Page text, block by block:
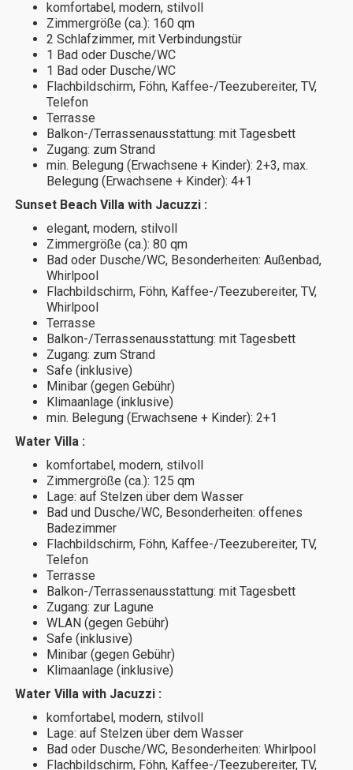
komfortabel, modern, stilvoll
Zimmergröße (ca.): 160 qm
2 Schlafzimmer, mit Verbindungstür
1 Bad oder Dusche/WC
1 Bad oder Dusche/WC
Flachbildschirm, Föhn, Kaffee-/Teezubereiter, TV,
Telefon
Terrasse
Balkon-/Terrassenausstattung: mit Tagesbett
Zugang: zum Strand
min. Belegung (Erwachsene + Kinder): 2+3, max.
Belegung (Erwachsene + Kinder): 4+1
Sunset Beach Villa with Jacuzzi :
elegant, modern, stilvoll
Zimmergröße (ca.): 80 qm
Bad oder Dusche/WC, Besonderheiten: Außenbad,
Whirlpool
Flachbildschirm, Föhn, Kaffee-/Teezubereiter, TV,
Whirlpool
Terrasse
Balkon-/Terrassenausstattung: mit Tagesbett
Zugang: zum Strand
Safe (inklusive)
Minibar (gegen Gebühr)
Klimaanlage (inklusive)
min. Belegung (Erwachsene + Kinder): 2+1
Water Villa :
komfortabel, modern, stilvoll
Zimmergröße (ca.): 125 qm
Lage: auf Stelzen über dem Wasser
Bad und Dusche/WC, Besonderheiten: offenes
Badezimmer
Flachbildschirm, Föhn, Kaffee-/Teezubereiter, TV,
Telefon
Terrasse
Balkon-/Terrassenausstattung: mit Tagesbett
Zugang: zur Lagune
WLAN (gegen Gebühr)
Safe (inklusive)
Minibar (gegen Gebühr)
Klimaanlage (inklusive)
Water Villa with Jacuzzi :
komfortabel, modern, stilvoll
Lage: auf Stelzen über dem Wasser
Bad oder Dusche/WC, Besonderheiten: Whirlpool
Flachbildschirm, Föhn, Kaffee-/Teezubereiter, TV,